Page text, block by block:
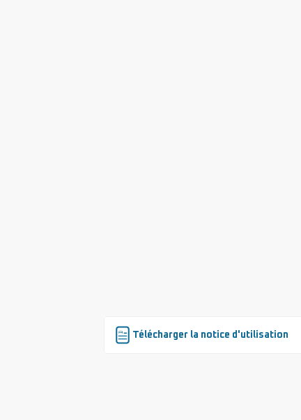
Télécharger la notice d'utilisation